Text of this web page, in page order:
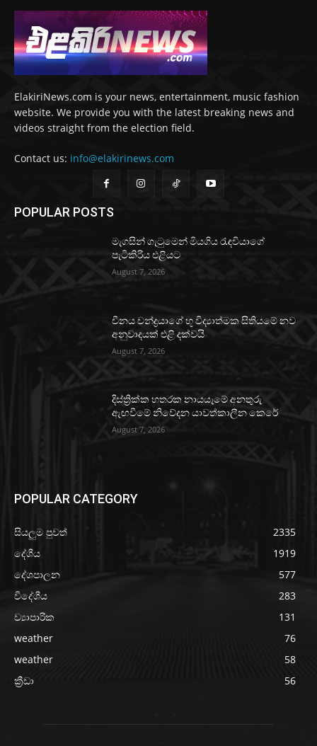
ElakiriNews.com is your news, entertainment, music fashion
website. We provide you with the latest breaking news and
videos straight from the election field.
Contact us: info@elakirinews.com
POPULAR POSTS
මැගසින් ගැටුමෙන් මියගිය රැඳවියාගේ
පැටිකිරිය එළියට
August 7, 2026
චීනය චන්ද්‍රයාගේ භූ විද්‍යාත්මක සිතියමේ නව
අනුවාදයක් එළි දක්වයි
August 7, 2026
දිස්ත්‍රික්ක හතරක නායයෑමේ අනතුරු
ඇඟවීමේ නිවේදන යාවත්කාලීන කෙරේ
August 7, 2026
POPULAR CATEGORY
සියලුම පුවත්
2335
දේශීය
1919
දේශපාලන
577
විදේශීය
283
ව්‍යාපාරික
131
weather
76
weather
58
ක්‍රීඩා
56